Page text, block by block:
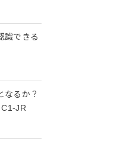
識できる
なるか？
JR